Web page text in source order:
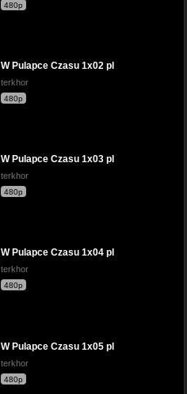
480p
W Pulapce Czasu 1x02 pl
terkhor
480p
W Pulapce Czasu 1x03 pl
terkhor
480p
W Pulapce Czasu 1x04 pl
terkhor
480p
W Pulapce Czasu 1x05 pl
terkhor
480p